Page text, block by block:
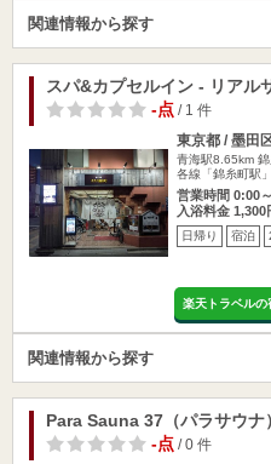
関連情報から探す
スパ&カプセルイン - リアル
-点/ 1 件
東京都 / 墨田
青海駅8.65km
各線「錦糸町駅
営業時間 0:00
入浴料金 1,300
日帰り 宿泊
楽天トラベルの
関連情報から探す
Para Sauna 37（パラサウナ）
-点/ 0 件